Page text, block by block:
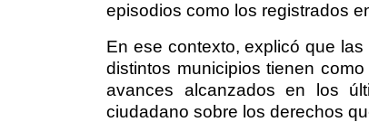
episodios como los registrados
En ese contexto, explicó que
distintos municipios tienen
avances alcanzados en los
ciudadano sobre los derechos